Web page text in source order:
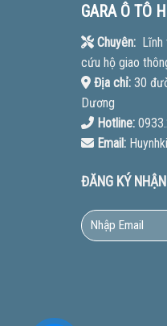
GARA Ô TÔ
Chuyên:Lĩnh
cứu hộ giao
Địa chỉ:30
Dương
Hotline:
Email:
ĐĂNG KÝ